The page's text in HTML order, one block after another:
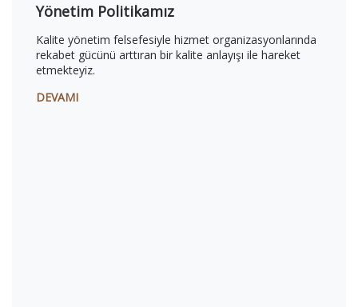
Yönetim Politikamız
Kalite yönetim felsefesiyle hizmet organizasyonlarında
rekabet gücünü arttıran bir kalite anlayışı ile hareket
etmekteyiz.
DEVAMI